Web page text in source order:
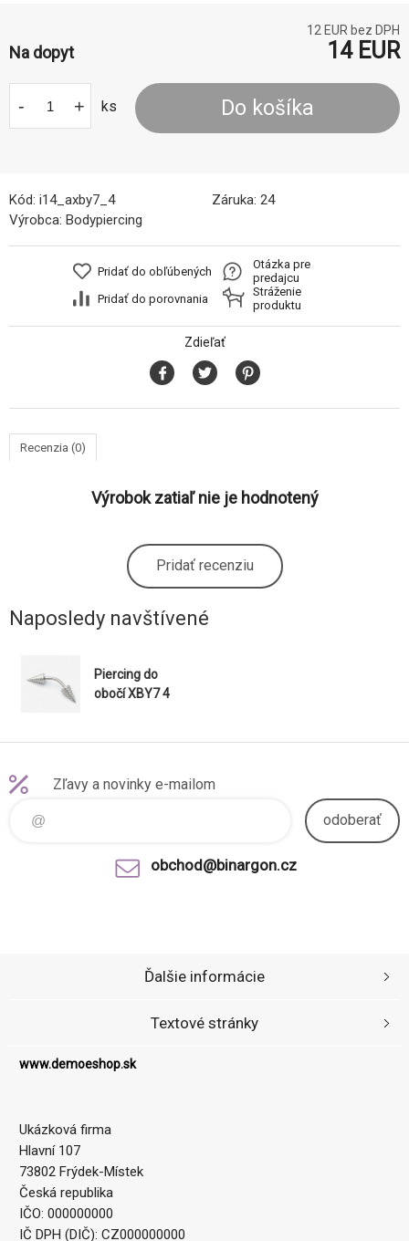
12 EUR bez DPH
Na dopyt 14EUR
- + ks Do košíka
Kód: i14_axby7_4 Záruka: 24
Výrobca: Bodypiercing
Pridať do obľúbených
Pridať do porovnania
Otázka pre
predajcu
Stráženie
produktu
Zdieľať
Recenzia (0)
Výrobok zatiaľ nie je hodnotený
Pridať recenziu
Naposledy navštívené
Piercing do
obočí XBY7 4
Zľavy a novinky e-mailom
odoberať
obchod@binargon.cz
www.demoeshop.sk
Ukázková firma
Hlavní 107
73802 Frýdek-Místek
Česká republika
IČO: 000000000
IČ DPH (DIČ): CZ000000000
Ďalšie informácie
Textové stránky